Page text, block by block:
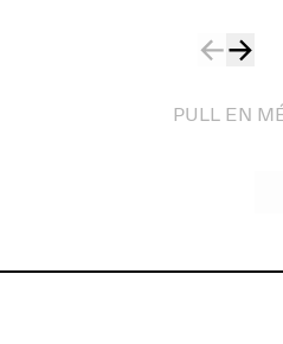
PULL EN